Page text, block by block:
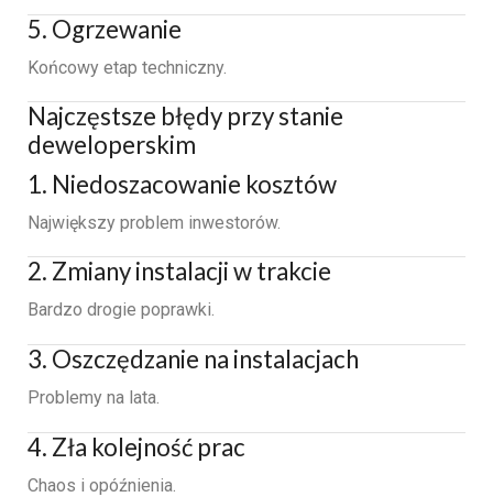
5. Ogrzewanie
Końcowy etap techniczny.
Najczęstsze błędy przy stanie
deweloperskim
1. Niedoszacowanie kosztów
Największy problem inwestorów.
2. Zmiany instalacji w trakcie
Bardzo drogie poprawki.
3. Oszczędzanie na instalacjach
Problemy na lata.
4. Zła kolejność prac
Chaos i opóźnienia.